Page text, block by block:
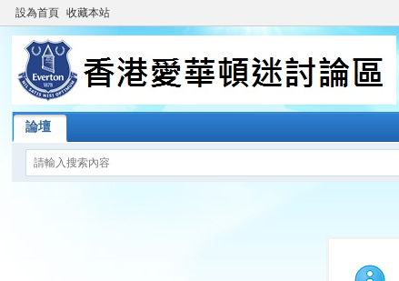
設為首頁 收藏本站
論壇